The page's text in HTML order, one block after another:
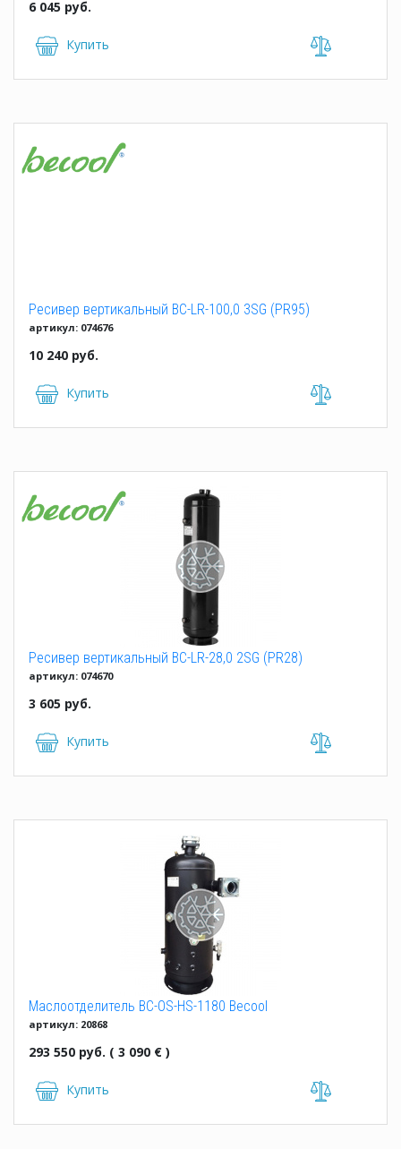
6 045 руб.
Купить
Ресивер вертикальный BC-LR-100,0 3SG (PR95)
артикул: 074676
10 240 руб.
Купить
Ресивер вертикальный BC-LR-28,0 2SG (PR28)
артикул: 074670
3 605 руб.
Купить
Маслоотделитель BC-OS-HS-1180 Becool
артикул: 20868
293 550 руб. ( 3 090 € )
Купить